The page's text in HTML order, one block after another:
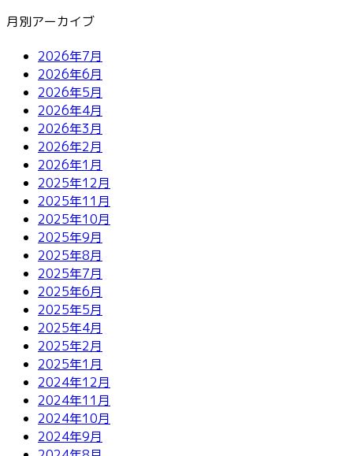
月別アーカイブ
2026年7月
2026年6月
2026年5月
2026年4月
2026年3月
2026年2月
2026年1月
2025年12月
2025年11月
2025年10月
2025年9月
2025年8月
2025年7月
2025年6月
2025年5月
2025年4月
2025年2月
2025年1月
2024年12月
2024年11月
2024年10月
2024年9月